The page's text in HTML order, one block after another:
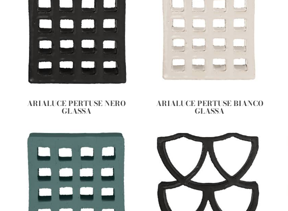
ARIALUCE PERTUSE NERO
GLASSA
ARIALUCE PERTUSE BIANCO
GLASSA